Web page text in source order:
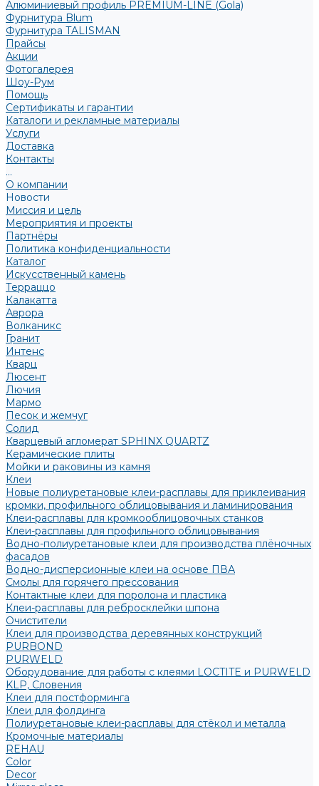
Алюминиевый профиль PREMIUM-LINE (Gola)
Фурнитура Blum
Фурнитура TALISMAN
Прайсы
Акции
Фотогалерея
Шоу-Рум
Помощь
Сертификаты и гарантии
Каталоги и рекламные материалы
Услуги
Доставка
Контакты
...
О компании
Новости
Миссия и цель
Мероприятия и проекты
Партнёры
Политика конфиденциальности
Каталог
Искусственный камень
Терраццо
Калакатта
Аврора
Волканикс
Гранит
Интенс
Кварц
Люсент
Лючия
Мармо
Песок и жемчуг
Солид
Кварцевый агломерат SPHINX QUARTZ
Керамические плиты
Мойки и раковины из камня
Клеи
Новые полиуретановые клеи-расплавы для приклеивания
кромки, профильного облицовывания и ламинирования
Клеи-расплавы для кромкооблицовочных станков
Клеи-расплавы для профильного облицовывания
Водно-полиуретановые клеи для производства плёночных
фасадов
Водно-дисперсионные клеи на основе ПВА
Смолы для горячего прессования
Контактные клеи для поролона и пластика
Клеи-расплавы для ребросклейки шпона
Очистители
Клеи для производства деревянных конструкций
PURBOND
PURWELD
Оборудование для работы с клеями LOCTITE и PURWELD
KLP, Словения
Клеи для постформинга
Клеи для фолдинга
Полиуретановые клеи-расплавы для стёкол и металла
Кромочные материалы
REHAU
Color
Decor